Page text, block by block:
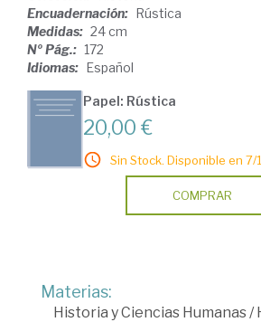
Encuadernación: Rústica
Medidas: 24 cm
Nº Pág.: 172
Idiomas: Español
Papel: Rústica
20,00 €
Sin Stock. Disponible en 7/
COMPRAR
Materias:
Historia y Ciencias Humanas /